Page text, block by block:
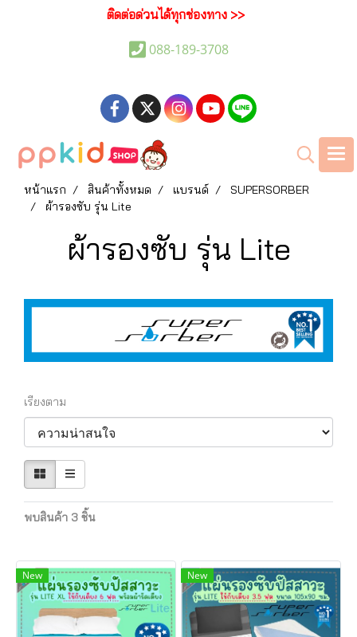
ติดต่อด่วนได้ทุกช่องทาง >>
088-189-3708
หน้าแรก สินค้าทั้งหมด แบรนด์
SUPERSORBER
ผ้ารองซับ รุ่น Lite
ผ้ารองซับ รุ่น Lite
เรียงตาม
พบสินค้า 3 ชิ้น
New New